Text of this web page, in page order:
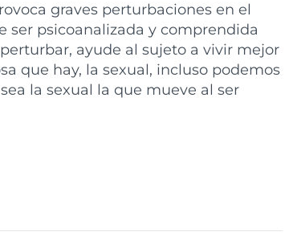
graves perturbaciones en el
ser psicoanalizada y comprendida
ayude al sujeto a vivir mejor
que hay, la sexual, incluso podemos
la sexual la que mueve al ser